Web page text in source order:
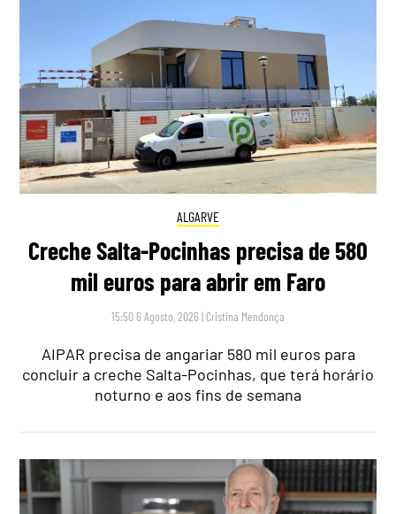
ALGARVE
Creche Salta-Pocinhas precisa de 580
mil euros para abrir em Faro
15:50 6 Agosto, 2026 | Cristina Mendonça
AIPAR precisa de angariar 580 mil euros para
concluir a creche Salta-Pocinhas, que terá horário
noturno e aos fins de semana